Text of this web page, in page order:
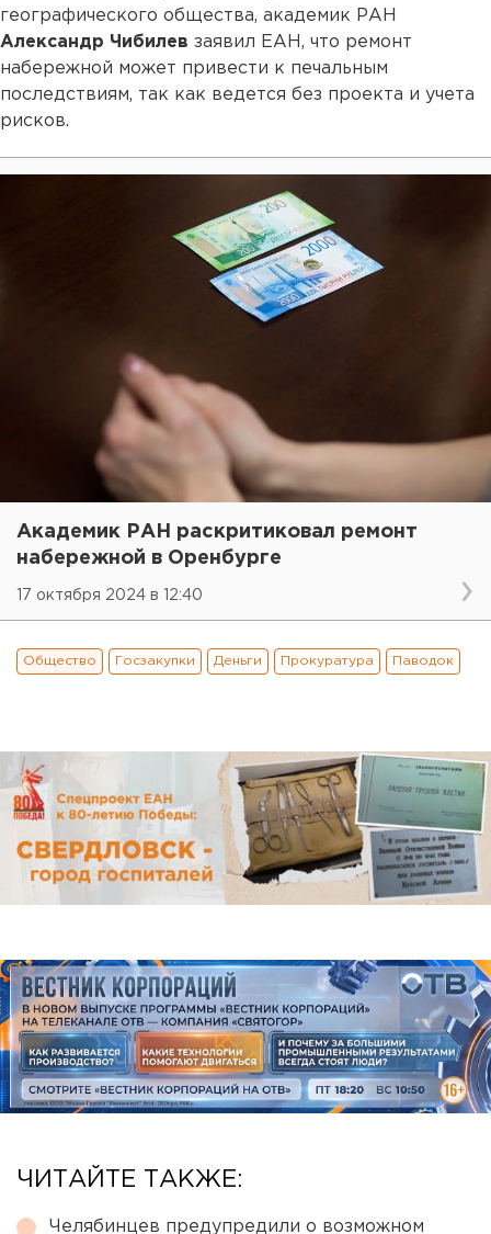
географического общества, академик РАН
Александр Чибилев заявил ЕАН, что ремонт
набережной может привести к печальным
последствиям, так как ведется без проекта и учета
рисков.
Академик РАН раскритиковал ремонт
набережной в Оренбурге
17 октября 2024 в 12:40
Общество Госзакупки Деньги Прокуратура Паводок
ЧИТАЙТЕ ТАКЖЕ:
Челябинцев предупредили о возможном